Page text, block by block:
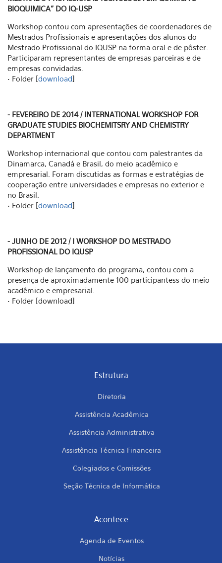
BIOQUIMICA” DO IQ-USP
Workshop contou com apresentações de coordenadores de
Mestrados Profissionais e apresentações dos alunos do
Mestrado Profissional do IQUSP na forma oral e de pôster.
Participaram representantes de empresas parceiras e de
empresas convidadas.
• Folder [download]
- FEVEREIRO DE 2014 / INTERNATIONAL WORKSHOP FOR
GRADUATE STUDIES BIOCHEMITSRY AND CHEMISTRY
DEPARTMENT
Workshop internacional que contou com palestrantes da
Dinamarca, Canadá e Brasil, do meio acadêmico e
empresarial. Foram discutidas as formas e estratégias de
cooperação entre universidades e empresas no exterior e
no Brasil.
• Folder [download]
- JUNHO DE 2012 / I WORKSHOP DO MESTRADO
PROFISSIONAL DO IQUSP
Workshop de lançamento do programa, contou com a
presença de aproximadamente 100 participantess do meio
acadêmico e empresarial.
• Folder [download]
Estrutura
Diretoria
Assistência Acadêmica
Assistência Administrativa
Assistência Técnica Financeira
Colegiados e Comissões
Seção Técnica de Informática
Acontece
Agenda de Eventos
Notícias